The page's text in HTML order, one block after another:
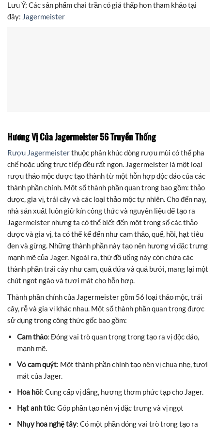
Lưu Ý; Các sản phẩm chai trần có giá thấp hơn tham khảo tại
đây: Jagermeister
Hương Vị Của Jagermeister 56 Truyền Thống
Rượu Jagermeisterthuộc phân khúc dòng rượu mùi có thể pha
chế hoặc uống trực tiếp đều rất ngon. Jagermeister là một loại
rượu thảo mộc được tạo thành từ một hỗn hợp độc đáo của các
thành phần chính. Một số thành phần quan trọng bao gồm: thảo
dược, gia vị, trái cây và các loại thảo mộc tự nhiên. Cho đến nay,
nhà sản xuất luôn giữ kín công thức và nguyên liệu để tạo ra
Jagermeister nhưng ta có thể biết đến một trong số các thảo
dược và gia vị, ta có thể kể đến như cam thảo, quế, hồi, hạt tiêu
đen và gừng. Những thành phần này tạo nên hương vị đặc trưng
mạnh mẽ của Jager. Ngoài ra, thứ đồ uống này còn chứa các
thành phần trái cây như cam, quả dứa và quả bưởi, mang lại một
chút ngọt ngào và tươi mát cho hỗn hợp.
Thành phần chính của Jagermeister gồm 56 loại thảo mộc, trái
cây, rễ và gia vị khác nhau. Một số thành phần quan trọng được
sử dụng trong công thức gốc bao gồm:
Cam thảo: Đóng vai trò quan trọng trong tạo ra vị độc đáo,
mạnh mẽ.
Vỏ cam quýt: Một thành phần chính tạo nên vị chua nhẹ, tươi
mát của Jager.
Hoa hồi: Cung cấp vị đắng, hương thơm phức tạp cho Jager.
Hạt anh túc: Góp phần tạo nên vị đặc trưng và vị ngọt
Nhụy hoa nghệ tây: Có một phần đóng vai trò trong tạo ra